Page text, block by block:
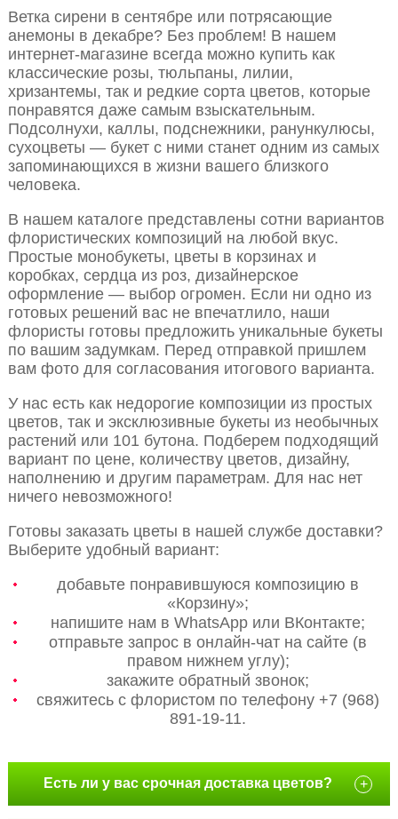
Ветка сирени в сентябре или потрясающие
анемоны в декабре? Без проблем! В нашем
интернет-магазине всегда можно купить как
классические розы, тюльпаны, лилии,
хризантемы, так и редкие сорта цветов, которые
понравятся даже самым взыскательным.
Подсолнухи, каллы, подснежники, ранункулюсы,
сухоцветы — букет с ними станет одним из самых
запоминающихся в жизни вашего близкого
человека.
В нашем каталоге представлены сотни вариантов
флористических композиций на любой вкус.
Простые монобукеты, цветы в корзинах и
коробках, сердца из роз, дизайнерское
оформление — выбор огромен. Если ни одно из
готовых решений вас не впечатлило, наши
флористы готовы предложить уникальные букеты
по вашим задумкам. Перед отправкой пришлем
вам фото для согласования итогового варианта.
У нас есть как недорогие композиции из простых
цветов, так и эксклюзивные букеты из необычных
растений или 101 бутона. Подберем подходящий
вариант по цене, количеству цветов, дизайну,
наполнению и другим параметрам. Для нас нет
ничего невозможного!
Готовы заказать цветы в нашей службе доставки?
Выберите удобный вариант:
добавьте понравившуюся композицию в
«Корзину»;
напишите нам в WhatsApp или ВКонтакте;
отправьте запрос в онлайн-чат на сайте (в
правом нижнем углу);
закажите обратный звонок;
свяжитесь с флористом по телефону +7 (968)
891-19-11.
Есть ли у вас срочная доставка цветов? +